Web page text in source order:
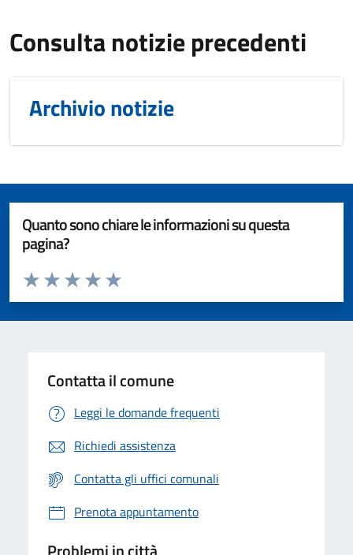
Consulta notizie precedenti
Archivio notizie
Quanto sono chiare le informazioni su questa
pagina?
Valuta da 1 a 5 stelle la pagina
Valuta 5 stelle su 5
Valuta 4 stelle su 5
Valuta 3 stelle su 5
Valuta 2 stelle su 5
Valuta 1 stelle su 5
Contatta il comune
Leggi le domande frequenti
Richiedi assistenza
Contatta gli uffici comunali
Prenota appuntamento